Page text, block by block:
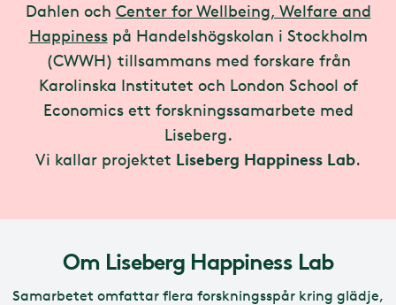
Dahlen och Center for Wellbeing, Welfare and
Happinesspå Handelshögskolan i Stockholm
(CWWH) tillsammans med forskare från
Karolinska Institutet och London School of
Economics ett forskningssamarbete med
Liseberg.
Vi kallar projektet Liseberg Happiness Lab.
Om Liseberg Happiness Lab
Samarbetet omfattar flera forskningsspår kring glädje,